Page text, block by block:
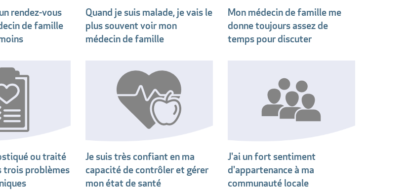
rendez-vous
de famille
Quand je suis malade, je vais le
plus souvent voir mon
médecin de famille
Mon médecin de famille me
donne toujours assez de
temps pour discuter
ou traité
trois problèmes
Je suis très confiant en ma
capacité de contrôler et gérer
mon état de santé
J'ai un fort sentiment
d'appartenance à ma
communauté locale